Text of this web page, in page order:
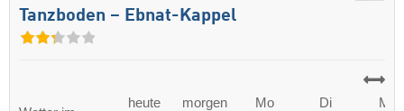
Tanzboden – Ebnat-Kappel
heute morgen Mo Di Mi